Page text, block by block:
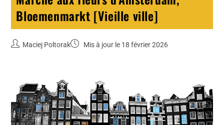
Bloemenmarkt [Vieille ville]
Maciej Poltorak Mis à jour le 18 février 2026